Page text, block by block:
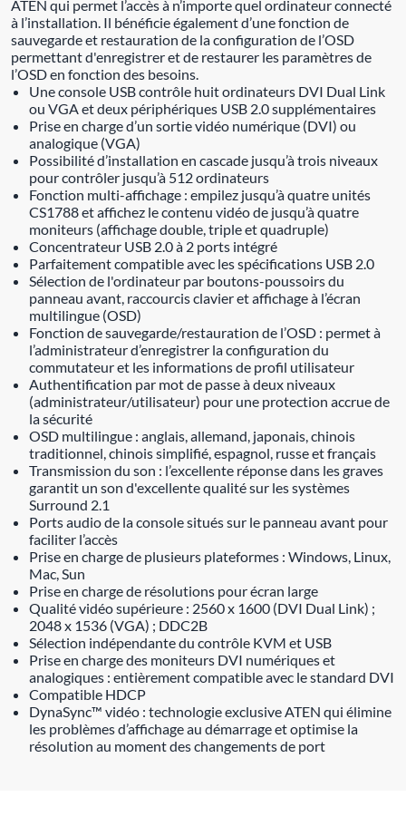
ATEN qui permet l’accès à n’importe quel ordinateur connecté
à l’installation. Il bénéficie également d’une fonction de
sauvegarde et restauration de la configuration de l’OSD
permettant d'enregistrer et de restaurer les paramètres de
l’OSD en fonction des besoins.
Une console USB contrôle huit ordinateurs DVI Dual Link
ou VGA et deux périphériques USB 2.0 supplémentaires
Prise en charge d’un sortie vidéo numérique (DVI) ou
analogique (VGA)
Possibilité d’installation en cascade jusqu’à trois niveaux
pour contrôler jusqu’à 512 ordinateurs
Fonction multi-affichage : empilez jusqu’à quatre unités
CS1788 et affichez le contenu vidéo de jusqu’à quatre
moniteurs (affichage double, triple et quadruple)
Concentrateur USB 2.0 à 2 ports intégré
Parfaitement compatible avec les spécifications USB 2.0
Sélection de l'ordinateur par boutons-poussoirs du
panneau avant, raccourcis clavier et affichage à l’écran
multilingue (OSD)
Fonction de sauvegarde/restauration de l’OSD : permet à
l’administrateur d’enregistrer la configuration du
commutateur et les informations de profil utilisateur
Authentification par mot de passe à deux niveaux
(administrateur/utilisateur) pour une protection accrue de
la sécurité
OSD multilingue : anglais, allemand, japonais, chinois
traditionnel, chinois simplifié, espagnol, russe et français
Transmission du son : l’excellente réponse dans les graves
garantit un son d'excellente qualité sur les systèmes
Surround 2.1
Ports audio de la console situés sur le panneau avant pour
faciliter l’accès
Prise en charge de plusieurs plateformes : Windows, Linux,
Mac, Sun
Prise en charge de résolutions pour écran large
Qualité vidéo supérieure : 2560 x 1600 (DVI Dual Link) ;
2048 x 1536 (VGA) ; DDC2B
Sélection indépendante du contrôle KVM et USB
Prise en charge des moniteurs DVI numériques et
analogiques : entièrement compatible avec le standard DVI
Compatible HDCP
DynaSync™ vidéo : technologie exclusive ATEN qui élimine
les problèmes d’affichage au démarrage et optimise la
résolution au moment des changements de port